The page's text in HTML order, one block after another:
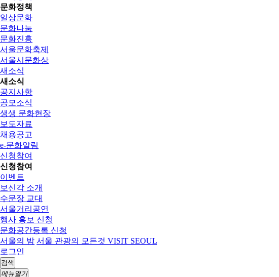
문화정책
일상문화
문화나눔
문화진흥
서울문화축제
서울시문화상
새소식
새소식
공지사항
공모소식
생생 문화현장
보도자료
채용공고
e-문화알림
신청참여
신청참여
이벤트
보신각 소개
수문장 교대
서울거리공연
행사 홍보 신청
문화공간등록 신청
서울의 밤 서울 관광의 모든것 VISIT SEOUL
로그인
검색
메뉴열기